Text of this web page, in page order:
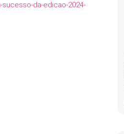
da-edicao-2024-